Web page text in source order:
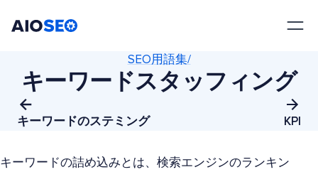
キーワードのステミング
SEO用語集/
キーワードスタッフィング
KPI
キーワードの詰め込みとは、検索エンジンのランキン